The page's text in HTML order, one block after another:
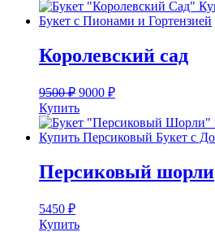
Королевский сад
9500₽ 9000 ₽
Купить
Персиковый шорли
5450 ₽
Купить